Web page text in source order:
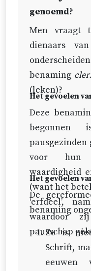
genoemd?
Men vraagt
dienaars
benaming
(leken)?
Het gevoelen
Deze
pausgezinden
voor hun
waardigheid
(want het
‘erfdeel’,
waardoor
pausschap
Het gevoelen
De
benaming
Ze is
Schrift,
eeuwen